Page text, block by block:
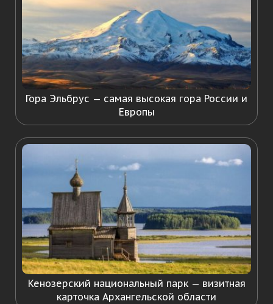
Гора Эльбрус — самая высокая гора России и
Европы
Кенозерский национальный парк — визитная
карточка Архангельской области